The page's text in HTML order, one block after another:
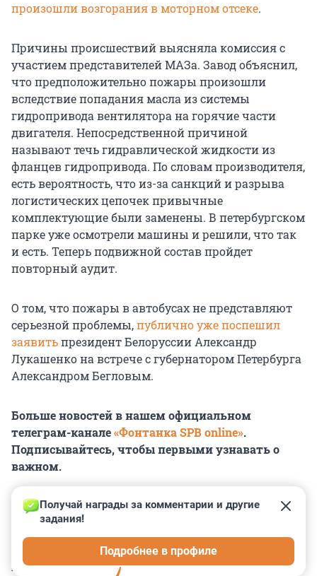
произошли возгорания в моторном отсеке.
Причины происшествий выясняла комиссия с
участием представителей МАЗа. Завод объяснил,
что предположительно пожары произошли
вследствие попадания масла из системы
гидропривода вентилятора на горячие части
двигателя. Непосредственной причиной
называют течь гидравлической жидкости из
фланцев гидропривода. По словам производителя,
есть вероятность, что из-за санкций и разрыва
логистических цепочек привычные
комплектующие были заменены. В петербургском
парке уже осмотрели машины и решили, что так
и есть. Теперь подвижной состав пройдет
повторный аудит.
О том, что пожары в автобусах не представляют
серьезной проблемы,публично уже поспешил
заявитьпрезидент Белоруссии Александр
Лукашенко на встрече с губернатором Петербурга
Александром Бегловым.
Больше новостей в нашем официальном
телеграм-канале«Фонтанка SPB online».
Подписывайтесь, чтобы первыми узнавать о
важном.
КОММЕНТАРИИ 26
Получай награды за комментарии и другие
задания!
Подробнее в профиле